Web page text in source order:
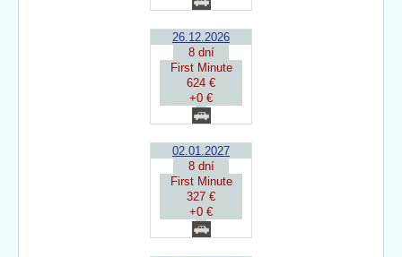
26.12.2026
8 dní
First Minute
624 €
+0 €
02.01.2027
8 dní
First Minute
327 €
+0 €